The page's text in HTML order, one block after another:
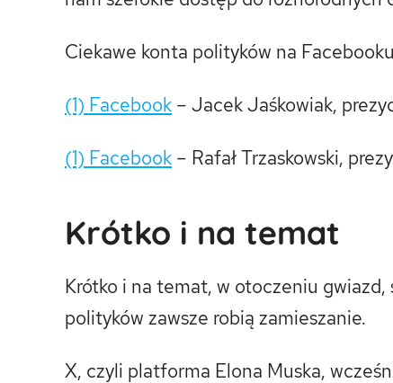
Ciekawe konta polityków na
(1) Facebook – Jacek Jaśkowiak,
(1) Facebook – Rafał Trzaskowski,
Krótko i na temat
Krótko i na temat, w otoczeniu gwiazd,
polityków zawsze robią zamieszanie.
X, czyli platforma Elona Muska,